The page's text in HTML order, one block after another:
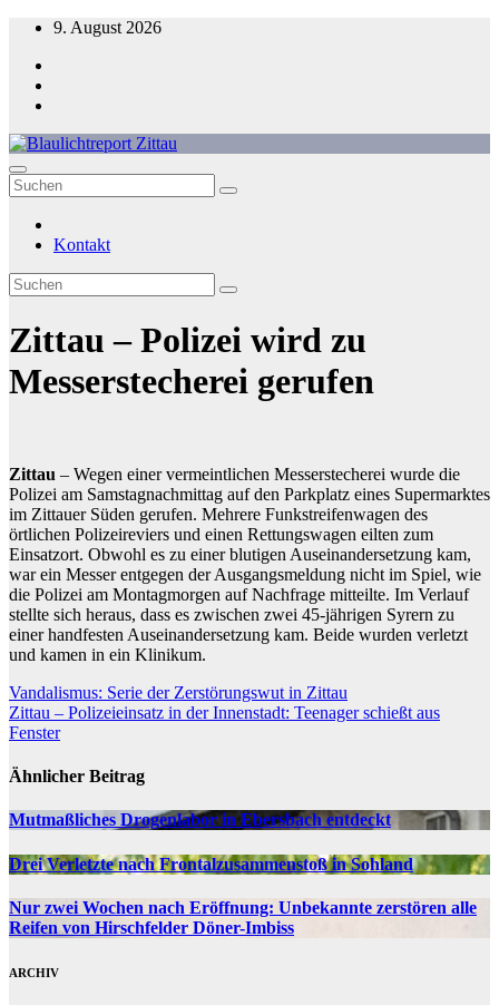
Zum
springen
9. August 2026
Blaulichtreport Zittau
Kontakt
Zittau – Polizei wird zu
Messerstecherei gerufen
Zittau – Wegen einer vermeintlichen Messerstecherei wurde die
Polizei am Samstagnachmittag auf den Parkplatz eines Supermarktes
im Zittauer Süden gerufen. Mehrere Funkstreifenwagen des
örtlichen Polizeireviers und einen Rettungswagen eilten zum
Einsatzort. Obwohl es zu einer blutigen Auseinandersetzung kam,
war ein Messer entgegen der Ausgangsmeldung nicht im Spiel, wie
die Polizei am Montagmorgen auf Nachfrage mitteilte. Im Verlauf
stellte sich heraus, dass es zwischen zwei 45-jährigen Syrern zu
einer handfesten Auseinandersetzung kam. Beide wurden verletzt
und kamen in ein Klinikum.
Beitragsnavigation
Vandalismus: Serie der Zerstörungswut in Zittau
Zittau – Polizeieinsatz in der Innenstadt: Teenager schießt aus
Fenster
Ähnlicher Beitrag
Mutmaßliches Drogenlabor in Ebersbach entdeckt
Drei Verletzte nach Frontalzusammenstoß in Sohland
Nur zwei Wochen nach Eröffnung: Unbekannte zerstören alle
Reifen von Hirschfelder Döner-Imbiss
ARCHIV